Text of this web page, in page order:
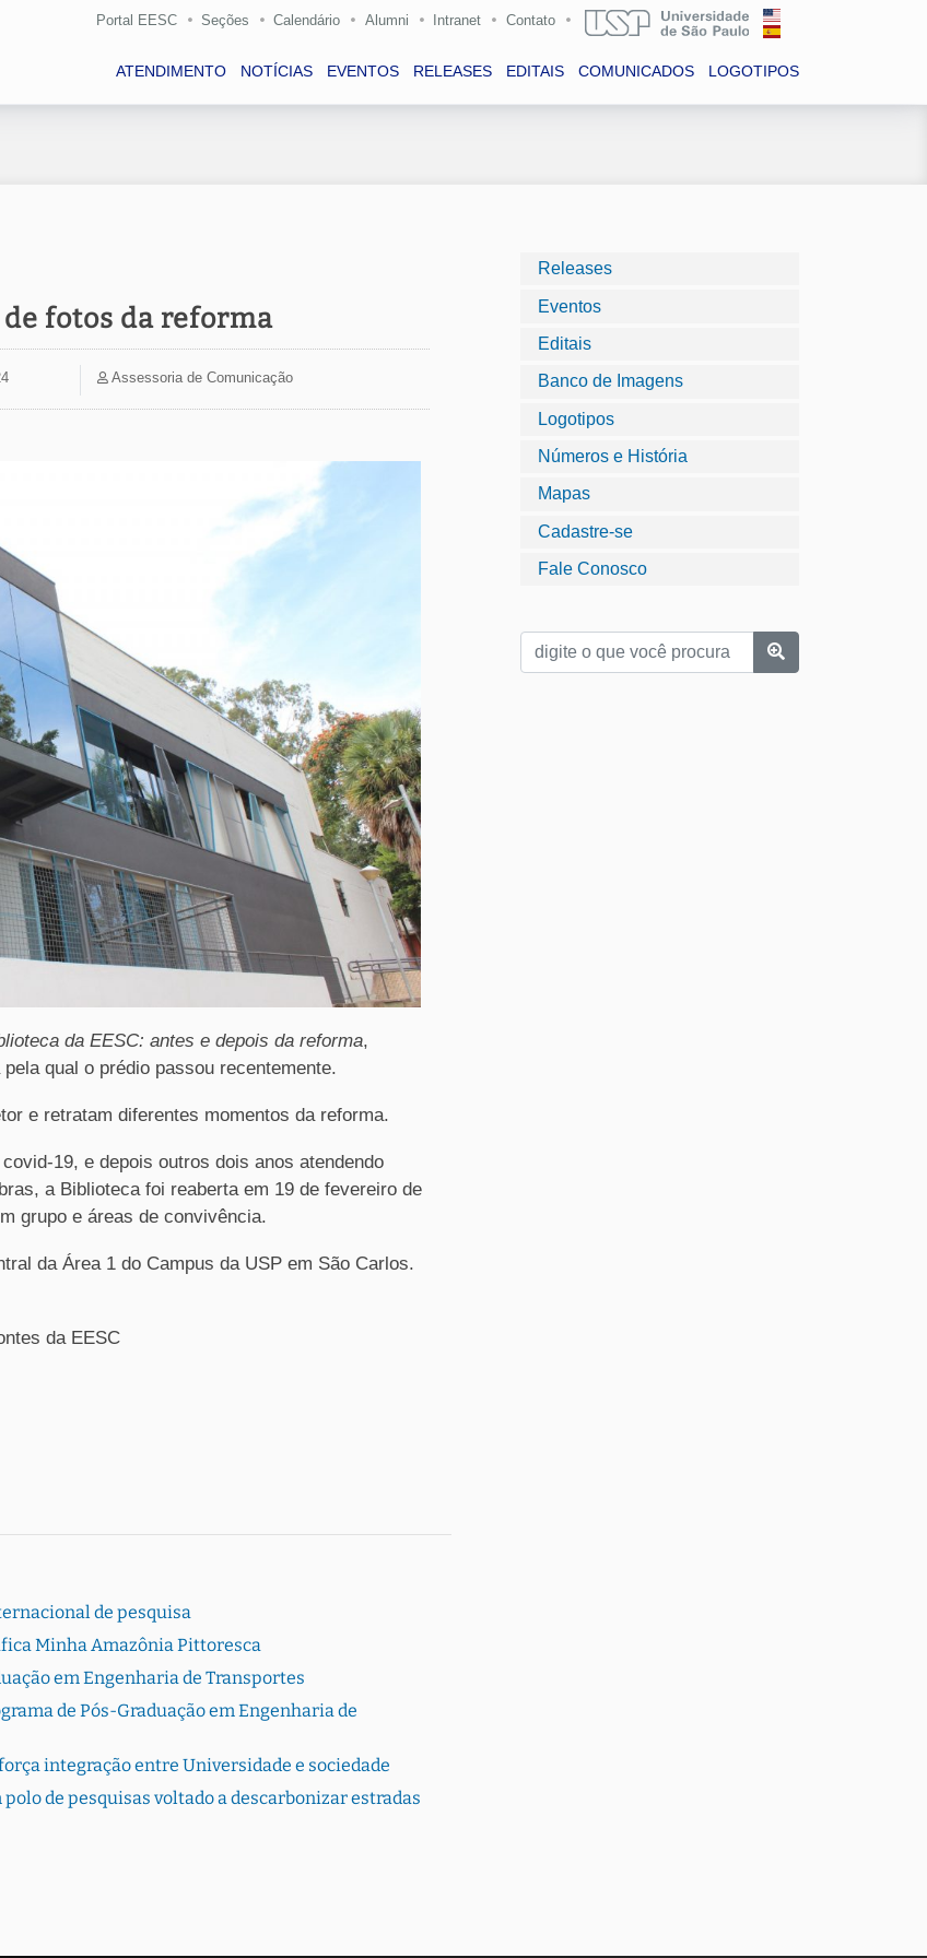
Portal EESC Seções Calendário Alumni Intranet Contato
ATENDIMENTO NOTÍCIAS EVENTOS RELEASES EDITAIS COMUNICADOS LOGOTIPOS
fotos da reforma
Assessoria de Comunicação
da EESC: antes e depois da reforma,
qual o prédio passou recentemente.
e retratam diferentes momentos da reforma.
19, e depois outros dois anos atendendo
a Biblioteca foi reaberta em 19 de fevereiro de
grupo e áreas de convivência.
da Área 1 do Campus da USP em São Carlos.
da EESC
de pesquisa
Minha Amazônia Pittoresca
em Engenharia de Transportes
de Pós-Graduação em Engenharia de
integração entre Universidade e sociedade
de pesquisas voltado a descarbonizar estradas
Releases
Eventos
Editais
Banco de Imagens
Logotipos
Números e História
Mapas
Cadastre-se
Fale Conosco